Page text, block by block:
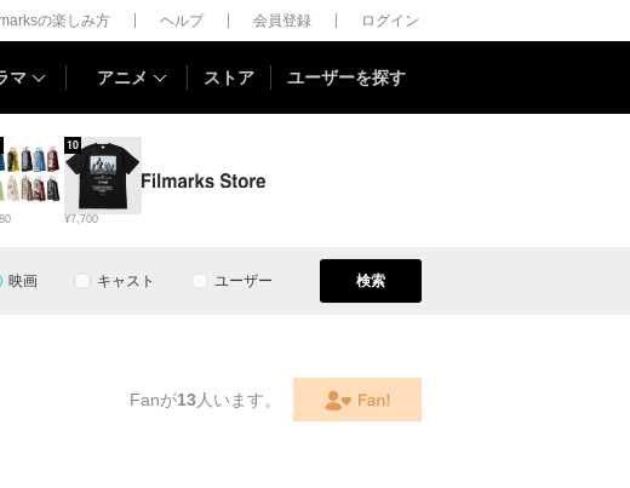
の楽しみ方 ヘルプ 会員登録 ログイン
マ アニメ ストア ユーザーを探す
¥7,700
10
映画 キャスト ユーザー 検索
Fanが13人います。